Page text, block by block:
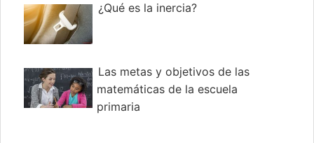
¿Qué es la inercia?
Las metas y objetivos de las
matemáticas de la escuela
primaria